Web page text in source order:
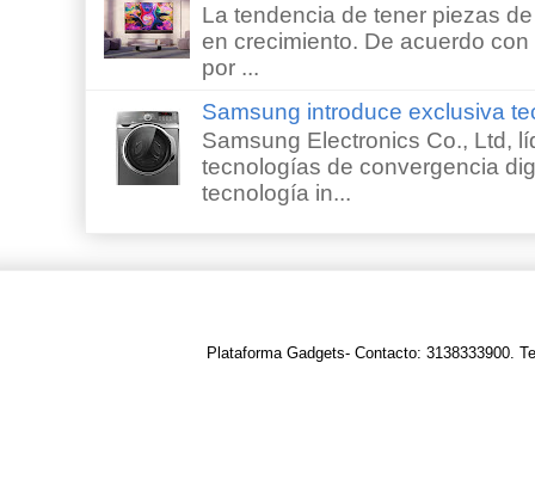
La tendencia de tener piezas
en crecimiento. De acuerdo
por ...
Samsung introduce exclusiva
Samsung Electronics Co., Ltd,
tecnologías de convergencia
tecnología in...
Plataforma Gadgets- Contacto: 3138333900.